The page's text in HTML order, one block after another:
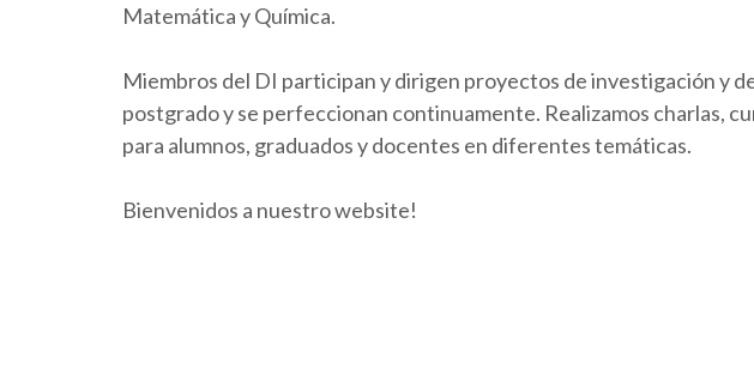
Matemática y Química.
Miembros del DI participan y dirigen proyectos de investigación y
postgrado y se perfeccionan continuamente. Realizamos charlas,
para alumnos, graduados y docentes en diferentes temáticas.
Bienvenidos a nuestro website!